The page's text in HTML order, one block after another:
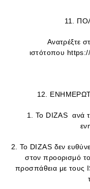
11.
Ανατρέξτε
ιστότοπου
12.
1. Το DIZAS ανά
2. To DIZAS δεν
στον προορισμό
προσπάθεια με τους